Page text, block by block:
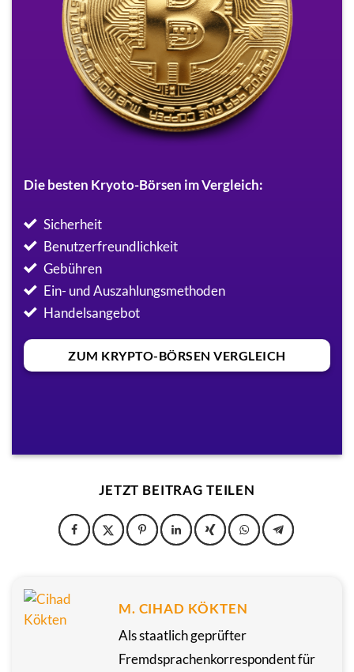
Die besten Kryoto-Börsen im Vergleich:
Sicherheit
Benutzerfreundlichkeit
Gebühren
Ein- und Auszahlungsmethoden
Handelsangebot
ZUM KRYPTO-BÖRSEN VERGLEICH
JETZT BEITRAG TEILEN
M. CIHAD KÖKTEN
Als staatlich geprüfter
Fremdsprachenkorrespondent für